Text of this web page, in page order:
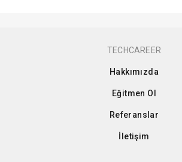
TECHCAREER
Hakkımızda
Eğitmen Ol
Referanslar
İletişim